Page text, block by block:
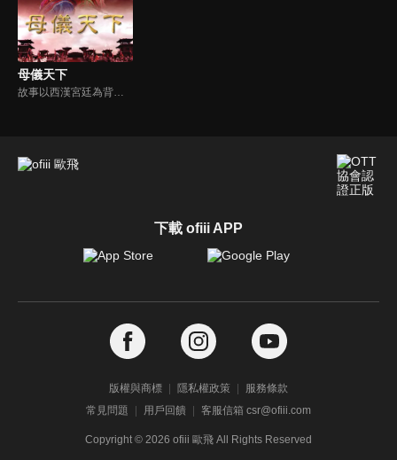
母儀天下
故事以西漢宮廷為背景，以歷經七朝的中國歷史上最長壽的皇后王政君為主線，以及絕代美人趙飛燕等女性角色為副線，描述了封建社會西漢時期爭權奪利的後宮生活。
下載 ofiii APP
版權與商標 隱私權政策
服務條款
常見問題
用戶回饋 客服信箱 csr@ofiii.com
Copyright © 2026 ofiii 歐飛 All Rights Reserved